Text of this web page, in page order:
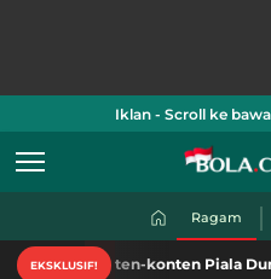
Iklan - Scroll ke
Ragam
EKSKLUSIF!
konten Piala Dunia 2026